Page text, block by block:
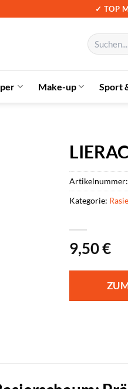
✓ TOP
Suchen
nach:
Make-up Sport
9,50€
Artikelnummer:
Kategorie: